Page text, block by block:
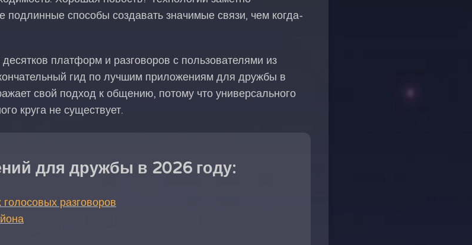
подлинные способы создавать значимые связи, чем когда-
платформ и разговоров с пользователями из
гид по лучшим приложениям для дружбы в
свой подход к общению, потому что универсального
круга не существует.
для дружбы в 2026 году:
разговоров